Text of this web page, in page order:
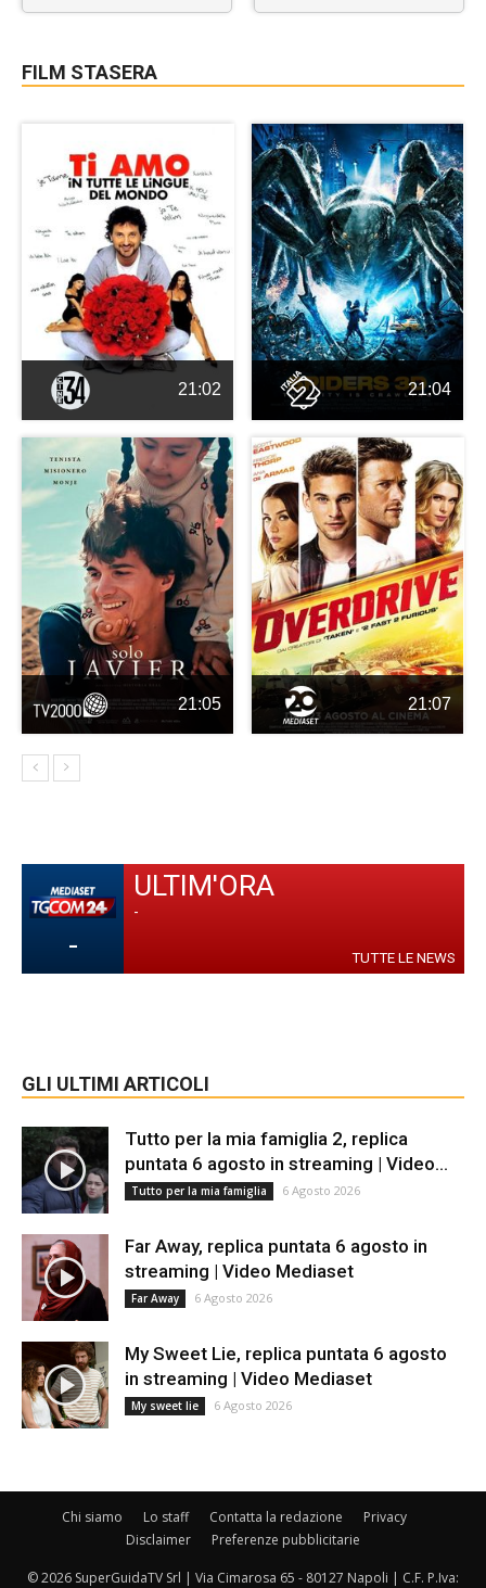
FILM STASERA
21:02 21:04
21:05 21:07
-
ULTIM'ORA
-
TUTTE LE NEWS
GLI ULTIMI ARTICOLI
Tutto per la mia famiglia 2, replica
puntata 6 agosto in streaming | Video...
Tutto per la mia famiglia 6 Agosto 2026
Far Away, replica puntata 6 agosto in
streaming | Video Mediaset
Far Away 6 Agosto 2026
My Sweet Lie, replica puntata 6 agosto
in streaming | Video Mediaset
My sweet lie 6 Agosto 2026
Chi siamo Lo staff Contatta la redazione
Privacy
Disclaimer
Preferenze pubblicitarie
© 2026 SuperGuidaTV Srl | Via Cimarosa 65 - 80127 Napoli | C.F. P.Iva: